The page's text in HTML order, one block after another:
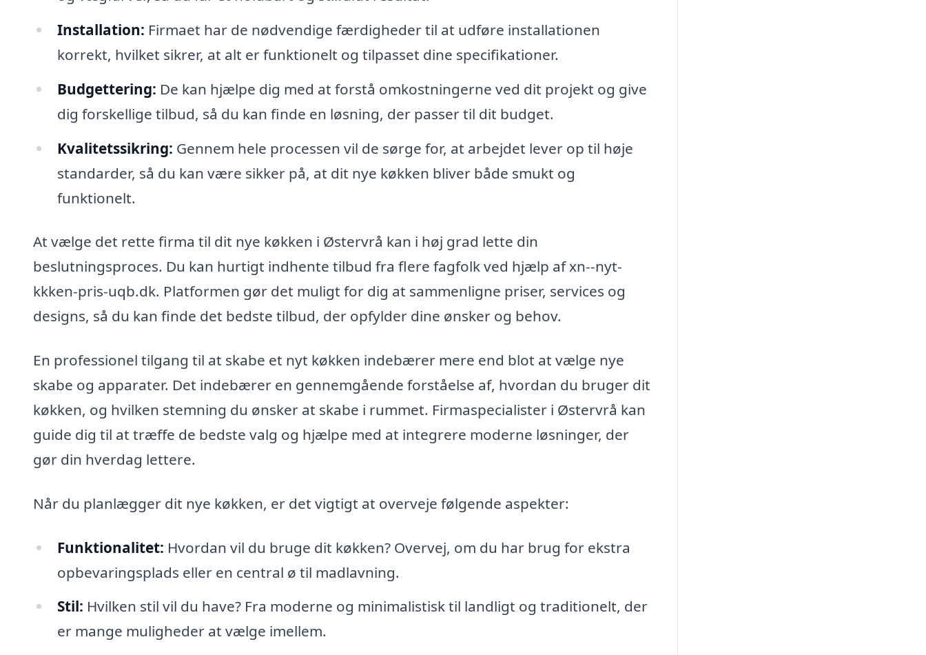
Installation: Firmaet har de nødvendige færdigheder til at udføre installationen
korrekt, hvilket sikrer, at alt er funktionelt og tilpasset dine specifikationer.
Budgettering: De kan hjælpe dig med at forstå omkostningerne ved dit projekt og give
dig forskellige tilbud, så du kan finde en løsning, der passer til dit budget.
Kvalitetssikring: Gennem hele processen vil de sørge for, at arbejdet lever op til høje
standarder, så du kan være sikker på, at dit nye køkken bliver både smukt og
funktionelt.
At vælge det rette firma til dit nye køkken i Østervrå kan i høj grad lette din
beslutningsproces. Du kan hurtigt indhente tilbud fra flere fagfolk ved hjælp af xn--nyt-
kkken-pris-uqb.dk. Platformen gør det muligt for dig at sammenligne priser, services og
designs, så du kan finde det bedste tilbud, der opfylder dine ønsker og behov.
En professionel tilgang til at skabe et nyt køkken indebærer mere end blot at vælge nye
skabe og apparater. Det indebærer en gennemgående forståelse af, hvordan du bruger dit
køkken, og hvilken stemning du ønsker at skabe i rummet. Firmaspecialister i Østervrå kan
guide dig til at træffe de bedste valg og hjælpe med at integrere moderne løsninger, der
gør din hverdag lettere.
Når du planlægger dit nye køkken, er det vigtigt at overveje følgende aspekter:
Funktionalitet: Hvordan vil du bruge dit køkken? Overvej, om du har brug for ekstra
opbevaringsplads eller en central ø til madlavning.
Stil: Hvilken stil vil du have? Fra moderne og minimalistisk til landligt og traditionelt, der
er mange muligheder at vælge imellem.